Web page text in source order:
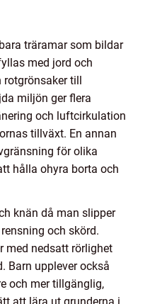
träramar som bildar
med jord och
till
miljön ger flera
och luftcirkulation
tillväxt. En annan
för olika
hålla ohyra borta och
knän då man slipper
och skörd.
med nedsatt rörlighet
Barn upplever också
och mer tillgänglig,